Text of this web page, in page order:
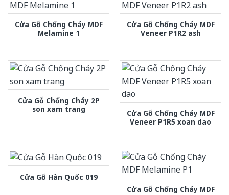
Cửa Gỗ Chống Cháy MDF
Melamine 1
Cửa Gỗ Chống Cháy MDF
Veneer P1R2 ash
Cửa Gỗ Chống Cháy 2P
son xam trang
Cửa Gỗ Chống Cháy MDF
Veneer P1R5 xoan dao
Cửa Gỗ Hàn Quốc 019
Cửa Gỗ Chống Cháy MDF